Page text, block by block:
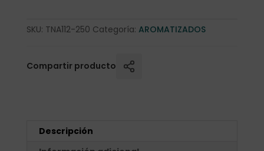
SKU: TNA112-250 Categoría: AROMATIZADOS
Compartir producto
Descripción